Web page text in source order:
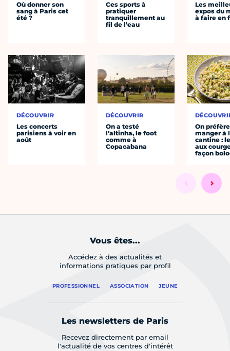
Où donner son
sang à Paris cet
été ?
DÉCOUVRIR
Les concerts
parisiens à voir en
août
Ces sports à
pratiquer
tranquillement au
fil de l’eau
DÉCOUVRIR
On a testé
l’altinha, le foot
comme à
Copacabana
Les
expos du
à faire en
On préfère
manger à
cantine :
aux
façon
Vous êtes...
Accédez à des actualités et
informations pratiques par profil
PROFESSIONNEL ASSOCIATION JEUNE
Les newsletters de Paris
Recevez directement par email
l'actualité de vos centres d'intérêt